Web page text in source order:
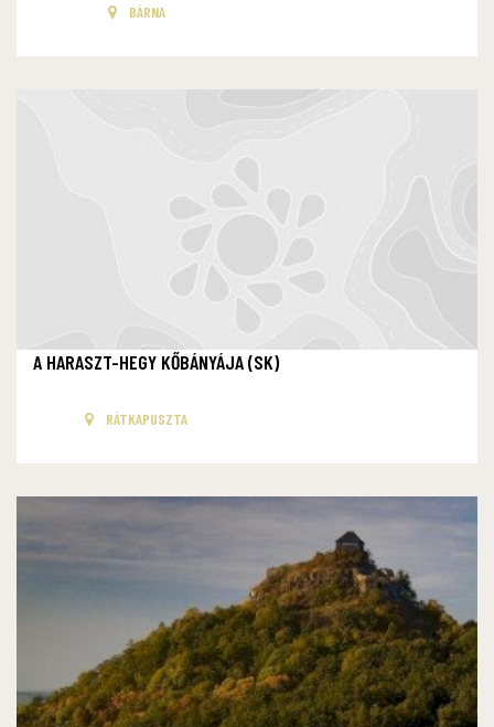
BÁRNA
A HARASZT-HEGY KŐBÁNYÁJA (SK)
RÁTKAPUSZTA